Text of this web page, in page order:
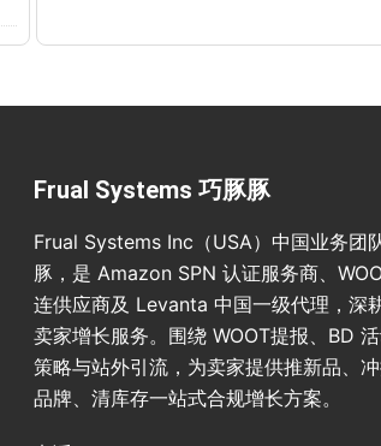
Frual Systems 巧豚豚
Frual Systems Inc（USA）中国业务团
豚，是 Amazon SPN 认证服务商、
连供应商及 Levanta 中国一级代理，深
卖家增长服务。围绕 WOOT提报、BD
策略与站外引流，为卖家提供推新品、
品牌、清库存一站式合规增长方案。